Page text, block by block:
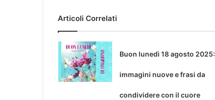
Articoli Correlati
Buon lunedì 18 agosto 2025:
immagini nuove e frasi da
condividere con il cuore